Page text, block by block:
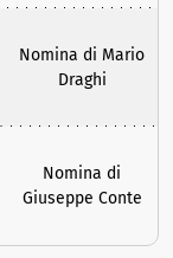
Nomina di Mario
Draghi
Nomina di
Giuseppe Conte